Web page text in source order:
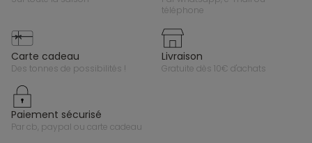
téléphone
carte cadeau
des tonnes de possibilités !
livraison
gratuite dès 10€ d'achats
paiement sécurisé
par cb, paypal ou carte cadeau